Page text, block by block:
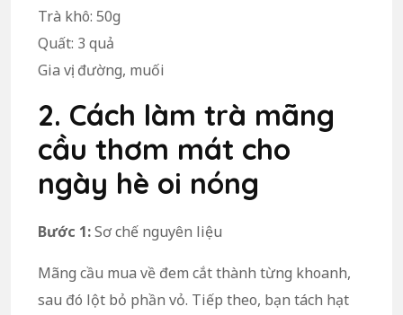
Trà khô: 50g
Quất: 3 quả
Gia vị: đường, muối
2. Cách làm trà mãng
cầu thơm mát cho
ngày hè oi nóng
Bước 1:Sơ chế nguyên liệu
Mãng cầu mua về đem cắt thành từng khoanh,
sau đó lột bỏ phần vỏ. Tiếp theo, bạn tách hạt